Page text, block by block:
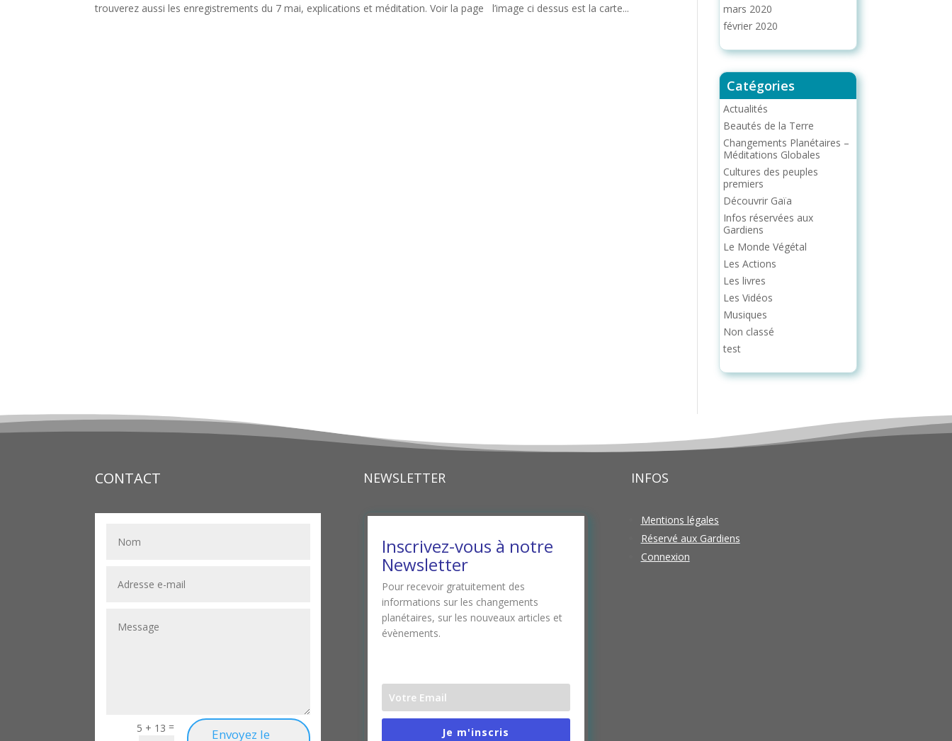
trouverez aussi les enregistrements du 7 mai, explications et méditation. Voir la page l’image ci dessus est la carte...
mars 2020
février 2020
Catégories
Actualités
Beautés de la Terre
Changements Planétaires –
Méditations Globales
Cultures des peuples
premiers
Découvrir Gaïa
Infos réservées aux
Gardiens
Le Monde Végétal
Les Actions
Les livres
Les Vidéos
Musiques
Non classé
test
CONTACT
5 + 13 =
Envoyez le
NEWSLETTER
Inscrivez-vous à notre
Newsletter
Pour recevoir gratuitement des
informations sur les changements
planétaires, sur les nouveaux articles et
évènements.
Je m'inscris
INFOS
Mentions légales
Réservé aux Gardiens
Connexion